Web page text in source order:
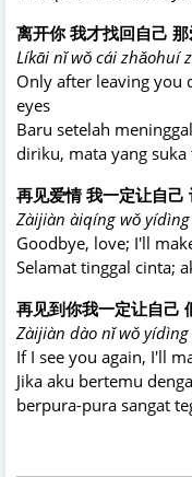
离开你 我才找回自己
Líkāi nǐ wǒ cái zhǎohuí
Only after leaving you
eyes
Baru setelah
diriku, mata yang
再见爱情 我一定让自己
Zàijiàn àiqíng wǒ
Goodbye, love; I'll
Selamat tinggal cinta;
再见到你我一定让自己
Zàijiàn dào nǐ wǒ
If I see you again, I'll
Jika aku bertemu
berpura-pura sangat